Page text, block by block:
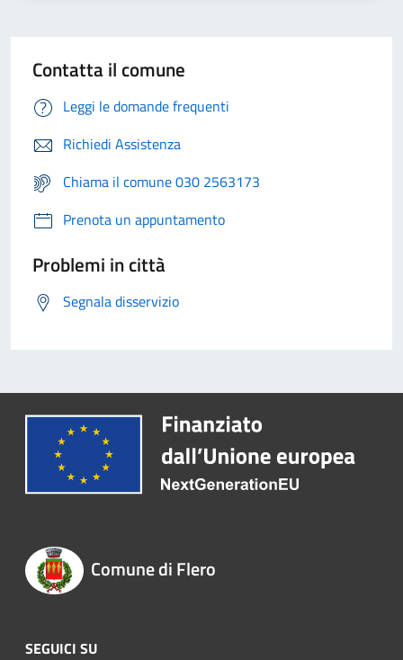
Contatta il comune
Leggi le domande frequenti
Richiedi Assistenza
Chiama il comune 030 2563173
Prenota un appuntamento
Problemi in città
Segnala disservizio
Comune di Flero
SEGUICI SU